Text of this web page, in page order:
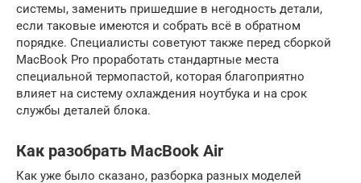
системы, заменить пришедшие в негодность детали,
если таковые имеются и собрать всё в обратном
порядке. Специалисты советуют также перед сборкой
MacBook Pro проработать стандартные места
специальной термопастой, которая благоприятно
влияет на систему охлаждения ноутбука и на срок
службы деталей блока.
Как разобрать MacBook Air
Как уже было сказано, разборка разных моделей